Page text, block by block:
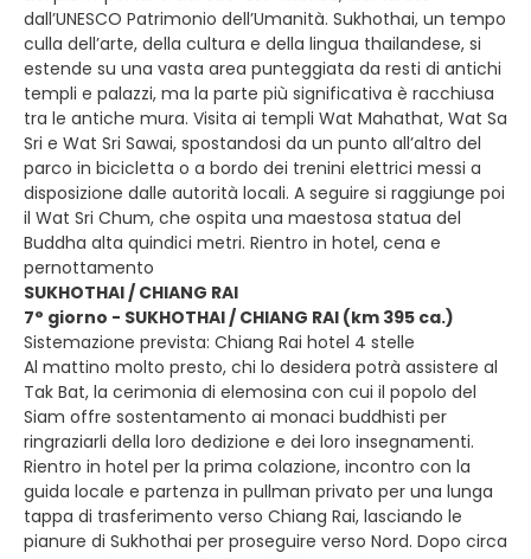
dall’UNESCO Patrimonio dell’Umanità. Sukhothai, un tempo
culla dell’arte, della cultura e della lingua thailandese, si
estende su una vasta area punteggiata da resti di antichi
templi e palazzi, ma la parte più significativa è racchiusa
tra le antiche mura. Visita ai templi Wat Mahathat, Wat Sa
Sri e Wat Sri Sawai, spostandosi da un punto all’altro del
parco in bicicletta o a bordo dei trenini elettrici messi a
disposizione dalle autorità locali. A seguire si raggiunge poi
il Wat Sri Chum, che ospita una maestosa statua del
Buddha alta quindici metri. Rientro in hotel, cena e
pernottamento
SUKHOTHAI / CHIANG RAI
7° giorno - SUKHOTHAI / CHIANG RAI (km 395 ca.)
Sistemazione prevista: Chiang Rai hotel 4 stelle
Al mattino molto presto, chi lo desidera potrà assistere al
Tak Bat, la cerimonia di elemosina con cui il popolo del
Siam offre sostentamento ai monaci buddhisti per
ringraziarli della loro dedizione e dei loro insegnamenti.
Rientro in hotel per la prima colazione, incontro con la
guida locale e partenza in pullman privato per una lunga
tappa di trasferimento verso Chiang Rai, lasciando le
pianure di Sukhothai per proseguire verso Nord. Dopo circa